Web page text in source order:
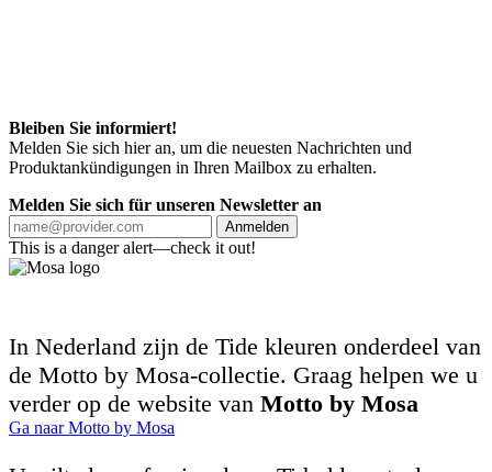
Bleiben Sie informiert!
Melden Sie sich hier an, um die neuesten Nachrichten und
Produktankündigungen in Ihren Mailbox zu erhalten.
Melden Sie sich für unseren Newsletter an
Anmelden
This is a danger alert—check it out!
In Nederland zijn de Tide kleuren onderdeel van
de Motto by Mosa-collectie. Graag helpen we u
verder op de website van Motto by Mosa
Ga naar Motto by Mosa